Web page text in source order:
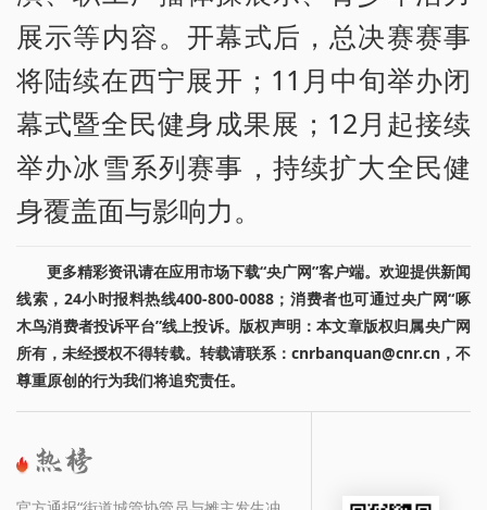
展示等内容。开幕式后，总决赛赛事
将陆续在西宁展开；11月中旬举办闭
幕式暨全民健身成果展；12月起接续
举办冰雪系列赛事，持续扩大全民健
身覆盖面与影响力。
更多精彩资讯请在应用市场下载“央广网”客户端。欢迎提供新闻
线索，24小时报料热线400-800-0088；消费者也可通过央广网“啄
木鸟消费者投诉平台”线上投诉。版权声明：本文章版权归属央广网
所有，未经授权不得转载。转载请联系：cnrbanquan@cnr.cn，不
尊重原创的行为我们将追究责任。